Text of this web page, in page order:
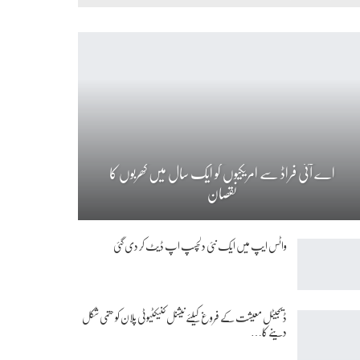
اے آئی فراڈ سے امریکیوں کو ایک سال میں کھربوں کا
نقصان
واٹس ایپ میں ایک نئی دلچسپ اپ ڈیٹ کر دی گئی
ڈیجیٹل معیشت کے فروغ کیلئے نیشنل کنیکٹیوٹی پلان کو حتمی شکل
دینے کا…